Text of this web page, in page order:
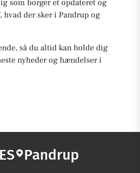
som borger et opdateret og
der sker i Pandrup og
så du altid kan holde dig
nyheder og hændelser i
Pandrup